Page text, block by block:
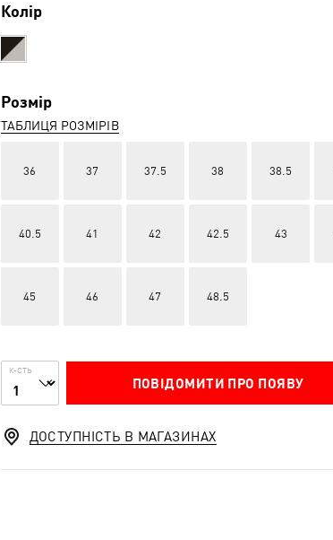
Колір
Розмір
ТАБЛИЦЯ РОЗМІРІВ
36 37 37.5 38 38.5
40.5 41 42 42.5 43
45 46 47 48.5
К-СТЬ
ПОВІДОМИТИ ПРО ПОЯВУ
ДОСТУПНІСТЬ В МАГАЗИНАХ